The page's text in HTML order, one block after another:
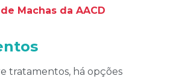
Machas da AACD
tratamentos, há opções